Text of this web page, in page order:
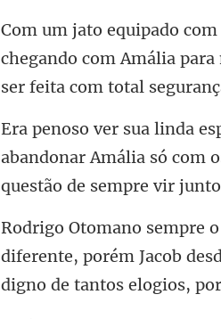
chegando com Amália
abandonar Amália só com
diferente, porém Jacob